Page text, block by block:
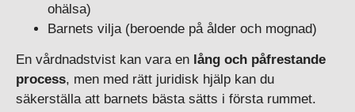
ohälsa)
Barnets vilja (beroende på ålder och mognad)
En vårdnadstvist kan vara en lång och påfrestande
process, men med rätt juridisk hjälp kan du
säkerställa att barnets bästa sätts i första rummet.